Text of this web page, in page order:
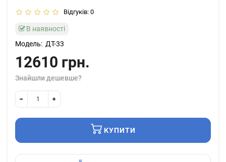
Відгуків: 0
В наявності
Модель: ДТ-33
12610 грн.
Знайшли дешевше?
КУПИТИ